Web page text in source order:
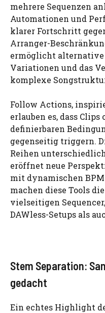
mehrere Sequenzen
Automationen und
klarer Fortschritt
Arranger-
ermöglicht
Variationen und das
komplexe
Follow Actions,
erlauben es, dass
definierbaren
gegenseitig triggern.
Reihen
eröffnet neue
mit dynamischen
machen diese Tools
vielseitigen
DAWless-Setups als
Stem Separation:
gedacht
Ein echtes Highlight